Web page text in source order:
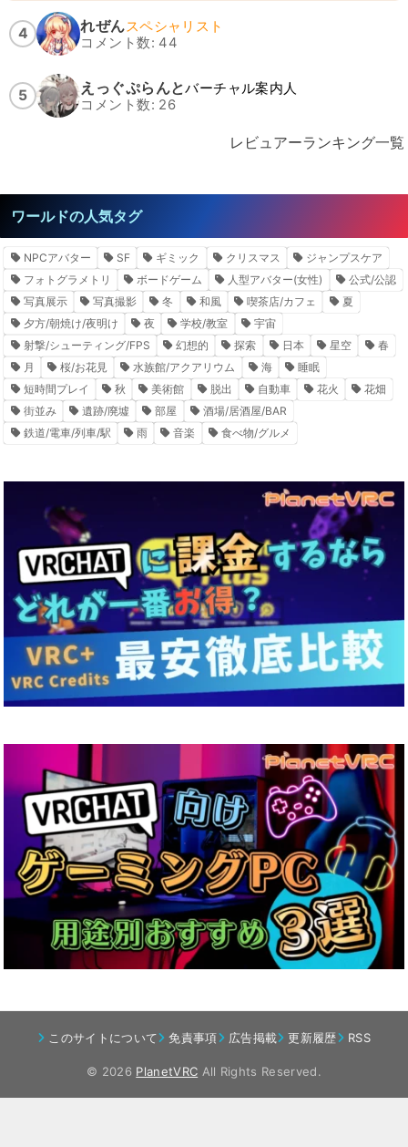
4 れぜんスペシャリスト
コメント数: 44
5 えっぐぷらんとバーチャル案内人
コメント数: 26
レビュアーランキング一覧
ワールドの人気タグ
NPCアバター SF ギミック クリスマス
ジャンプスケア
フォトグラメトリ
ボードゲーム 人型アバター(女性)
公式/公認
写真展示
写真撮影 冬 和風 喫茶店/カフェ
夏
夕方/朝焼け/夜明け
夜 学校/教室
宇宙
射撃/シューティング/FPS
幻想的 探索 日本 星空
春
月
桜/お花見 水族館/アクアリウム 海
睡眠
短時間プレイ
秋 美術館 脱出 自動車 花火
花畑
街並み
遺跡/廃墟 部屋
酒場/居酒屋/BAR
鉄道/電車/列車/駅
雨 音楽 食べ物/グルメ
このサイトについて 免責事項 広告掲載 更新履歴 RSS
© 2026 PlanetVRC All Rights Reserved.